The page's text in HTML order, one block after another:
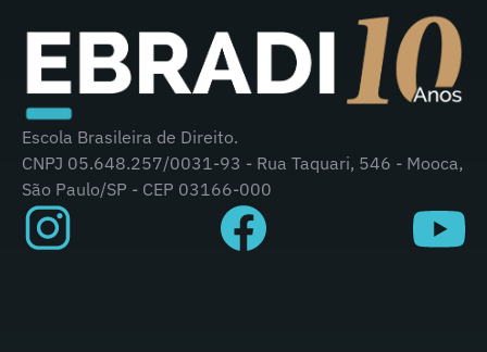
Escola Brasileira de Direito.
CNPJ 05.648.257/0031-93 - Rua Taquari, 546 - Mooca,
São Paulo/SP - CEP 03166-000